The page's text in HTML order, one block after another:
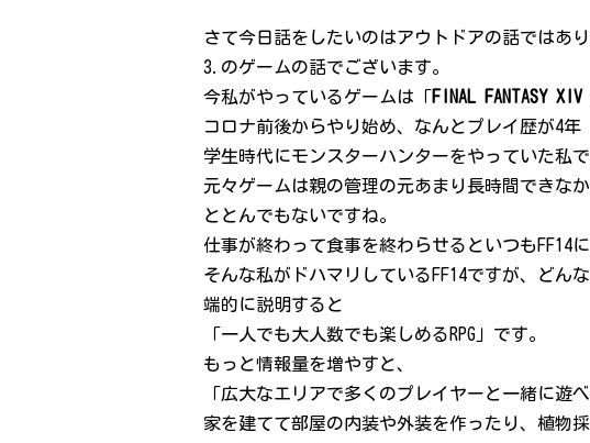
さて今日話をしたいのはアウトドアの話ではあり
3.のゲームの話でございます。
今私がやっているゲームは「FINAL FANTASY XIV
コロナ前後からやり始め、なんとプレイ歴が4年
学生時代にモンスターハンターをやっていた私
元々ゲームは親の管理の元あまり長時間できな
ととんでもないですね。
仕事が終わって食事を終わらせるといつもFF14
そんな私がドハマリしているFF14ですが、どん
端的に説明すると
「一人でも大人数でも楽しめるRPG」です。
もっと情報量を増やすと、
「広大なエリアで多くのプレイヤーと一緒に遊
家を建てて部屋の内装や外装を作ったり、植物